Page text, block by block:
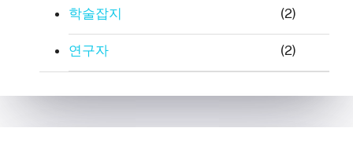
학술잡지 (2)
연구자 (2)